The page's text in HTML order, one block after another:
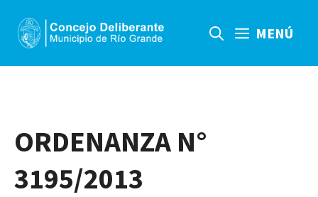
contenido
MENÚ
ORDENANZA N°
3195/2013